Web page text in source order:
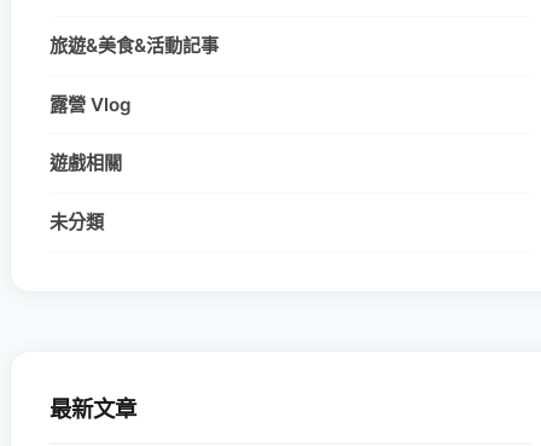
旅遊&美食&活動記事
露營 Vlog
遊戲相關
未分類
最新文章